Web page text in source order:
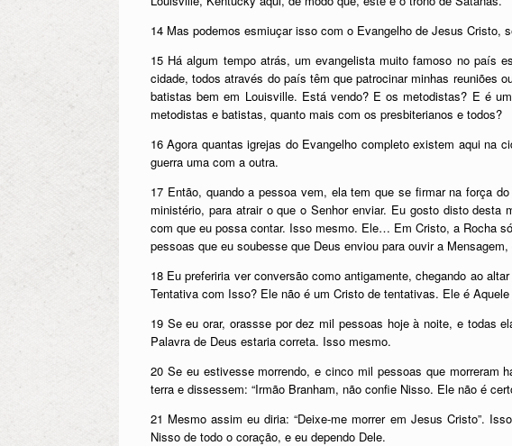
14 Mas podemos esmiuçar isso com o Evangelho de Jesus
15 Há algum tempo atrás, um evangelista muito famoso no país
cidade, todos através do país têm que patrocinar minhas reuniões
batistas bem em Louisville. Está vendo? E os metodistas? E é
metodistas e batistas, quanto mais com os presbiterianos e todos?
16 Agora quantas igrejas do Evangelho completo existem aqui na
guerra uma com a outra.
17 Então, quando a pessoa vem, ela tem que se firmar na força
ministério, para atrair o que o Senhor enviar. Eu gosto disto
com que eu possa contar. Isso mesmo. Ele… Em Cristo, a Rocha
pessoas que eu soubesse que Deus enviou para ouvir a
18 Eu preferiria ver conversão como antigamente, chegando ao
Tentativa com Isso? Ele não é um Cristo de tentativas. Ele é
19 Se eu orar, orassse por dez mil pessoas hoje à noite, e todas
Palavra de Deus estaria correta. Isso mesmo.
20 Se eu estivesse morrendo, e cinco mil pessoas que
terra e dissessem: “Irmão Branham, não confie Nisso. Ele não é
21 Mesmo assim eu diria: “Deixe-me morrer em Jesus Cristo”.
Nisso de todo o coração, e eu dependo Dele.